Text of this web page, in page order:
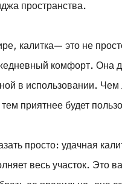
пространства.
калитка— это не
комфорт. Она
в использовании.
приятнее будет
просто: удачная
весь участок. Это